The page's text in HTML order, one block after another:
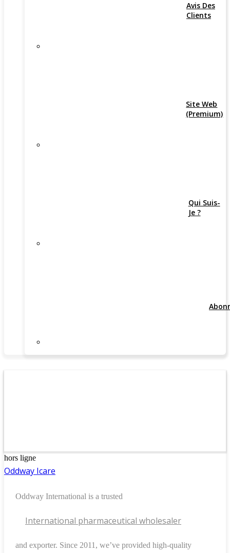
Avis Des
Clients
Site Web
(Premium)
Qui Suis-
Je ?
hors ligne
Oddway Icare
OddwayInternational is a trusted
International pharmaceutical wholesaler
and exporter. Since 2011, we’ve provided high-quality